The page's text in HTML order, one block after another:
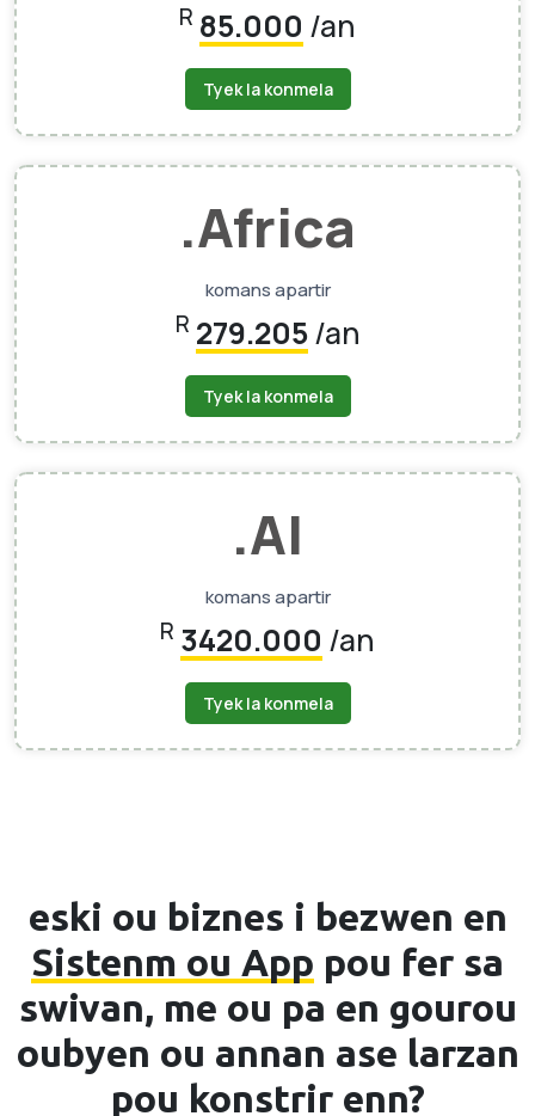
R 85.000 /an
Tyek la konmela
.africa
komans apartir
R 279.205/an
Tyek la konmela
.AI
komans apartir
R 3420.000 /an
Tyek la konmela
eski ou biznes i bezwen en
Sistenm ou App pou fer sa
swivan, me ou pa en gourou
oubyen ou annan ase larzan
pou konstrir enn?